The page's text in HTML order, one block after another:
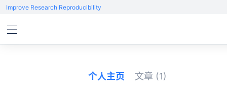
Improve Research Reproducibility
个人主页 文章 (1)